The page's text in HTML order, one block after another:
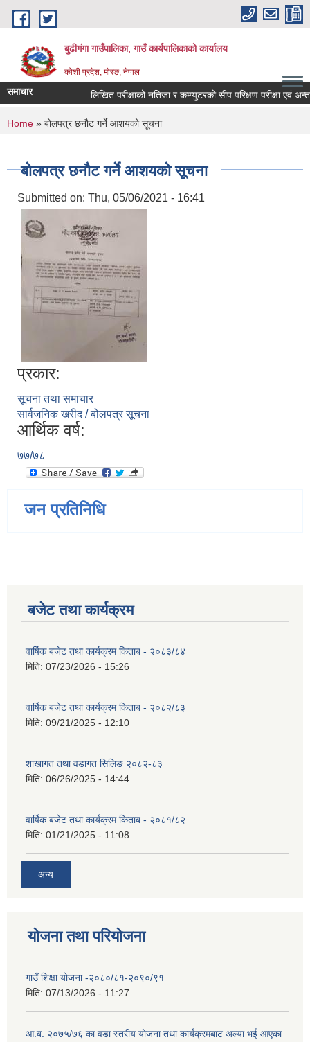
Skip to main content
बुढीगंगा गाउँपालिका, गाउँ कार्यपालिकाको कार्यालय
कोशी प्रदेश, मोरङ, नेपाल
समाचार लिखित परीक्षाको नतिजा र कम्प्युटरको सीप परिक्षण परीक्षा एवं
You are here
Home » बोलपत्र छनौट गर्ने आशयको सूचना
बोलपत्र छनौट गर्ने आशयको सूचना
Submitted on: Thu, 05/06/2021 - 16:41
प्रकार:
सूचना तथा समाचार
सार्वजनिक खरीद / बोलपत्र सूचना
आर्थिक वर्ष:
७७/७८
जन प्रतिनिधि
बजेट तथा कार्यक्रम
वार्षिक बजेट तथा कार्यक्रम किताब - २०८३/८४
मिति: 07/23/2026 - 15:26
वार्षिक बजेट तथा कार्यक्रम किताब - २०८२/८३
मिति: 09/21/2025 - 12:10
शाखागत तथा वडागत सिलिङ २०८२-८३
मिति: 06/26/2025 - 14:44
वार्षिक बजेट तथा कार्यक्रम किताब - २०८१/८२
मिति: 01/21/2025 - 11:08
अन्य
योजना तथा परियोजना
गाउँ शिक्षा योजना -२०८०/८१-२०९०/९१
मिति: 07/13/2026 - 11:27
आ.ब. २०७५/७६ का वडा स्तरीय योजना तथा कार्यक्रमबाट अल्या भई आएका